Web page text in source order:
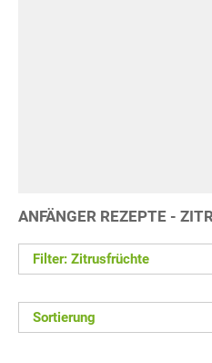
ANFÄNGER REZEPTE -
Filter: Zitrusfrüchte
Sortierung